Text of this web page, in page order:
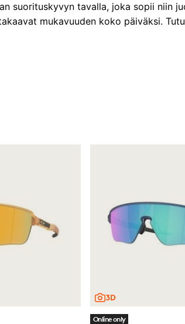
suorituskyvyn tavalla, joka sopii niin
mukavuuden koko päiväksi.
Online only